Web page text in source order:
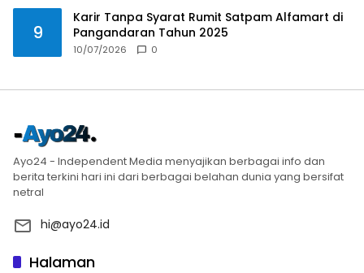
9
Karir Tanpa Syarat Rumit Satpam Alfamart di
Pangandaran Tahun 2025
10/07/2026 0
Ayo24 - Independent Media menyajikan berbagai info dan
berita terkini hari ini dari berbagai belahan dunia yang bersifat
netral
hi@ayo24.id
Halaman